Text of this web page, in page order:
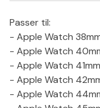
Passer til:
- Apple Watch
- Apple Watch
- Apple Watch
- Apple Watch
- Apple Watch